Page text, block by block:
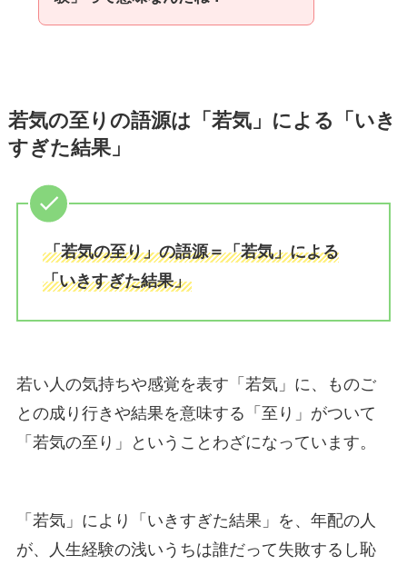
若気の至りの語源は「若気」による「いき
すぎた結果」
「若気の至り」の語源＝「若気」による
「いきすぎた結果」
若い人の気持ちや感覚を表す「若気」に、ものご
との成り行きや結果を意味する「至り」がついて
「若気の至り」ということわざになっています。
「若気」により「いきすぎた結果」を、年配の人
が、人生経験の浅いうちは誰だって失敗するし恥